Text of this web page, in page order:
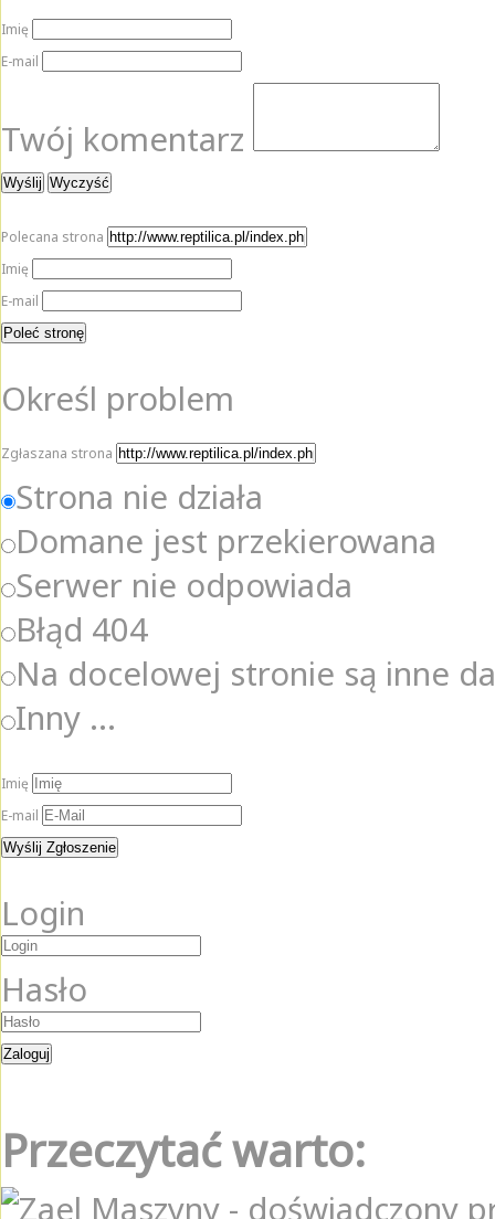
Imię
E-mail
Twój komentarz
Polecana strona
Imię
E-mail
Określ problem
Zgłaszana strona
Strona nie działa
Domane jest przekierowana
Serwer nie odpowiada
Błąd 404
Na docelowej stronie są inne
Inny ...
Imię
E-mail
Login
Hasło
Przeczytać warto: